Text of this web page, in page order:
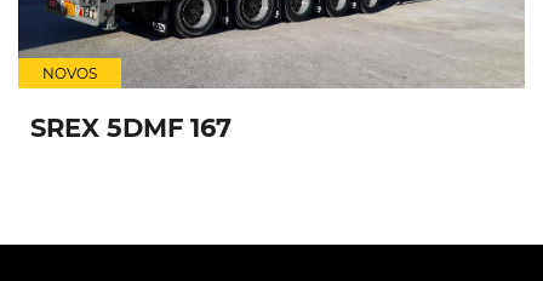
NOVOS
SREX 5DMF 167